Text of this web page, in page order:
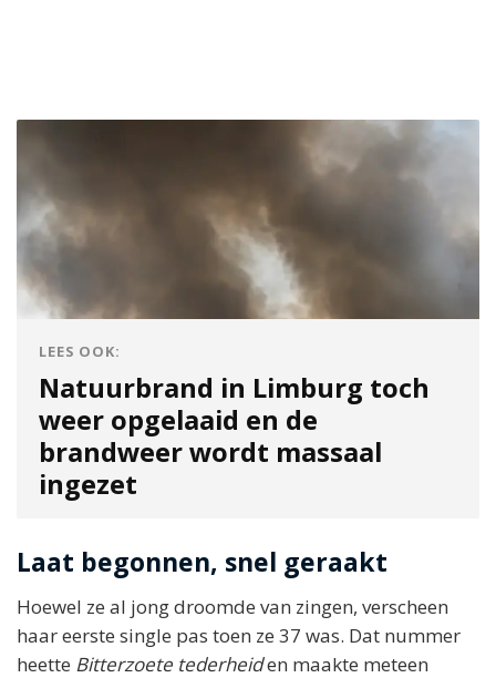
LEES OOK:
Natuurbrand in Limburg toch
weer opgelaaid en de
brandweer wordt massaal
ingezet
Laat begonnen, snel geraakt
Hoewel ze al jong droomde van zingen, verscheen
haar eerste single pas toen ze 37 was. Dat nummer
heette Bitterzoete tederheiden maakte meteen